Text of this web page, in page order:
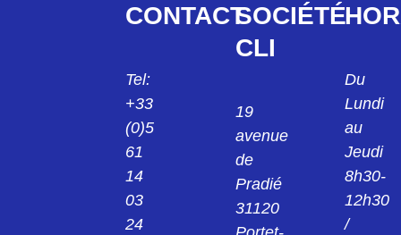
CONTACT
Tel:
+33
(0)5
61
14
03
24
SOCIÉTÉ
CLI
19
avenue
de
Pradié
31120
Du
Lundi
au
Jeudi
8h30-
12h30
/